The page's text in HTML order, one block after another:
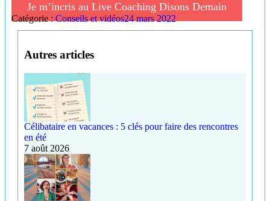
Je m’incris au Live Coaching Disons Demain
Catégorie : Conseils et vidéos24 mars 2022
Autres articles
Célibataire en vacances : 5 clés pour faire des rencontres
en été
7 août 2026